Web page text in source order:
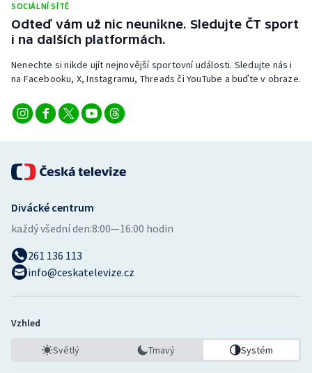
SOCIÁLNÍ SÍTĚ
Odteď vám už nic neunikne. Sledujte ČT sport
i na dalších platformách.
Nenechte si nikde ujít nejnovější sportovní události. Sledujte nás i
na Facebooku, X, Instagramu, Threads či YouTube a buďte v obraze.
Divácké centrum
každý všední den:8:00—16:00 hodin
261 136 113
info@ceskatelevize.cz
Vzhled
Světlý Tmavý Systém